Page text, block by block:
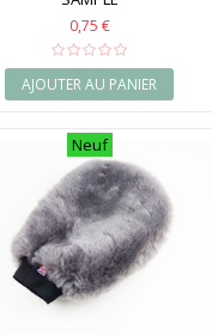
0,75 €
AJOUTER AU PANIER
Neuf